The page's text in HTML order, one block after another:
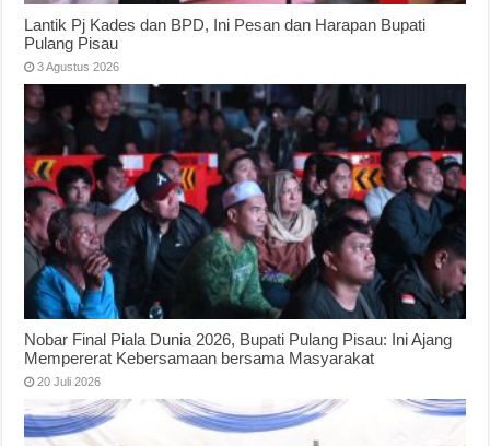
Lantik Pj Kades dan BPD, Ini Pesan dan Harapan Bupati
Pulang Pisau
3 Agustus 2026
Nobar Final Piala Dunia 2026, Bupati Pulang Pisau: Ini Ajang
Mempererat Kebersamaan bersama Masyarakat
20 Juli 2026